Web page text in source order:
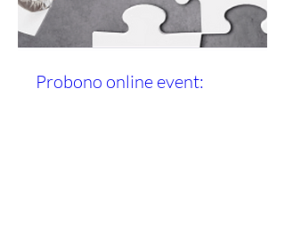
Probono online event: